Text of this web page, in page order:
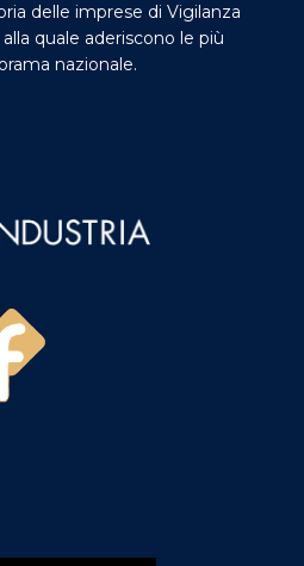
delle imprese di Vigilanza
quale aderiscono le più
nazionale.